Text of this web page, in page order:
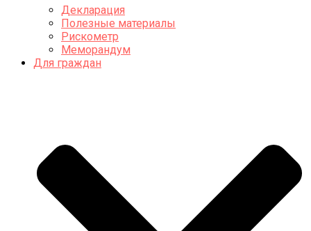
Декларация
Полезные материалы
Рискометр
Меморандум
Для граждан